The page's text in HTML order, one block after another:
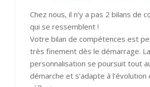
Chez nous, il n’y a pas 2 bilans de
qui se ressemblent !
Votre bilan de compétences est
très finement dès le démarrage. La
personnalisation se poursuit tout
démarche et s’adapte à